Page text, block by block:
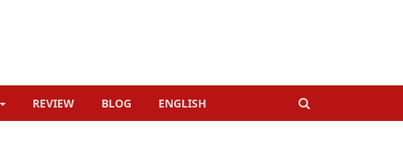
REVIEW BLOG ENGLISH